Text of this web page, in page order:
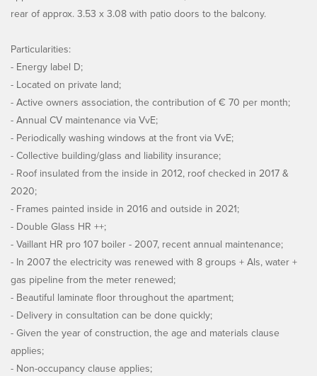
rear of approx. 3.53 x 3.08 with patio doors to the balcony.
Particularities:
- Energy label D;
- Located on private land;
- Active owners association, the contribution of € 70 per month;
- Annual CV maintenance via VvE;
- Periodically washing windows at the front via VvE;
- Collective building/glass and liability insurance;
- Roof insulated from the inside in 2012, roof checked in 2017 &
2020;
- Frames painted inside in 2016 and outside in 2021;
- Double Glass HR ++;
- Vaillant HR pro 107 boiler - 2007, recent annual maintenance;
- In 2007 the electricity was renewed with 8 groups + Als, water +
gas pipeline from the meter renewed;
- Beautiful laminate floor throughout the apartment;
- Delivery in consultation can be done quickly;
- Given the year of construction, the age and materials clause
applies;
- Non-occupancy clause applies;